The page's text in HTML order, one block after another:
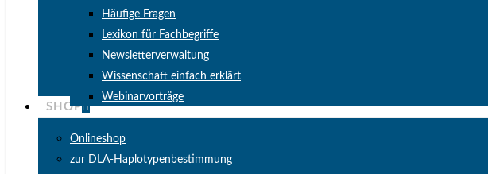
Häufige Fragen
Lexikon für Fachbegriffe
Newsletterverwaltung
Wissenschaft einfach erklärt
Webinarvorträge
SHOP
Onlineshop
zur DLA-Haplotypenbestimmung